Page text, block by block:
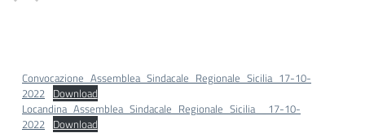
Convocazione_Assemblea_Sindacale_Regionale_Sicilia_17-10-
2022 Download
Locandina_Assemblea_Sindacale_Regionale_Sicilia__17-10-
2022 Download